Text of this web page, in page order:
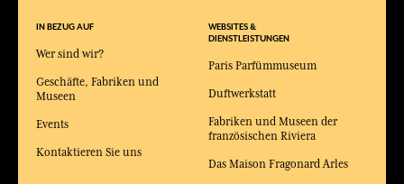
WEBSITES &
DIENSTLEISTUNGEN
Paris Parfümmuseum
Duftwerkstatt
Fabriken und Museen der
französischen Riviera
Das Maison Fragonard Arles
IN BEZUG AUF
Wer sind wir?
Geschäfte, Fabriken und
Museen
Events
Kontaktieren Sie uns